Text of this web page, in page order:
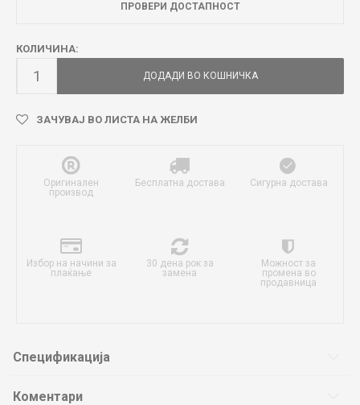
ПРОВЕРИ ДОСТАПНОСТ
КОЛИЧИНА:
ДОДАДИ ВО КОШНИЧКА
ЗАЧУВАЈ ВО ЛИСТА НА ЖЕЛБИ
Оригинален
производ
Бесплатна достава Сигурна достава
Избор на начини за
плаќање
30 дена рок за
замена
Можност за
промена во
продавница
Спецификација
Коментари